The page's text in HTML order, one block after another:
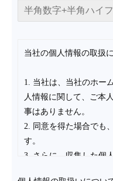
当社の個人情報の取扱
1. 当社は、当社のホー
人情報に関して、ご本
事はありません。
2. 同意を得た場合でも
す。
3. さらに、収集した個